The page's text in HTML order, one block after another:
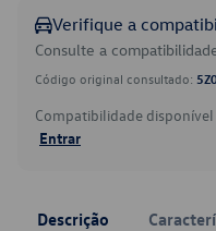
Verifique a
Consulte a
Código original consultado:
Compatibilidade
Entrar
Descrição